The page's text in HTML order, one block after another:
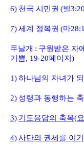
6) 천국 시민권 (빌
7)세계 정복권 (마
두날개 : 구원받은 자
기쁨, 19-20페이지 )
1)하나님의 자녀가
2) 성령과 동행하는
3) 기도응답의 축복(요
4)사단의 권세를 이